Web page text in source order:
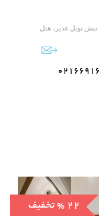
نبش تونل غدیر، هتل
تخفیف % 22